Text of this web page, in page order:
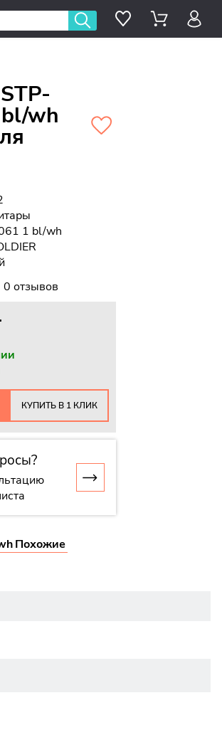
wh
1 bl/wh
0 отзывов
КУПИТЬ В 1 КЛИК
Похожие